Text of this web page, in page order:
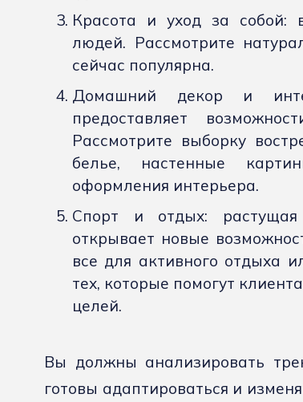
Красота и уход за собой:
людей. Рассмотрите
сейчас популярна.
Домашний декор и
предоставляет
Рассмотрите выборку
белье, настенные
оформления интерьера.
Спорт и отдых: растущая
открывает новые
все для активного отдыха
тех, которые помогут
целей.
Вы должны анализировать
готовы адаптироваться и